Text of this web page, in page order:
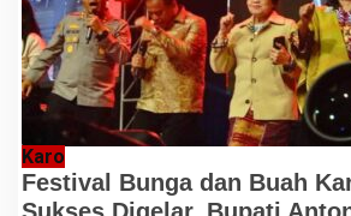
Karo
Festival Bunga dan Buah